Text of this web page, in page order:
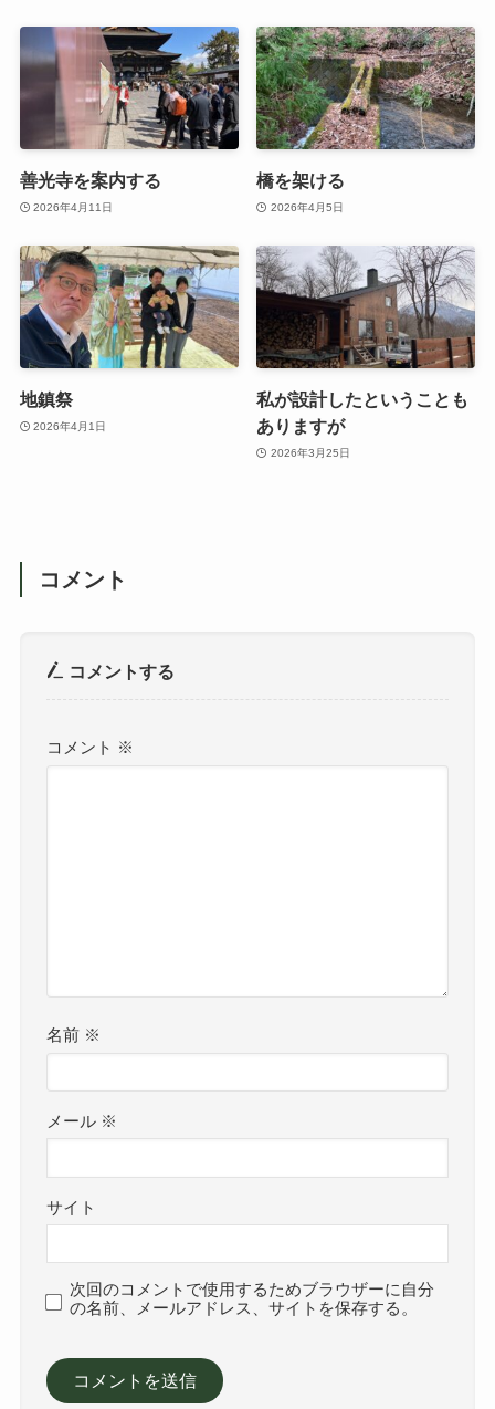
善光寺を案内する
2026年4月11日
橋を架ける
2026年4月5日
地鎮祭
2026年4月1日
私が設計したということも
ありますが
2026年3月25日
コメント
コメントする
コメント ※
名前 ※
メール ※
サイト
次回のコメントで使用するためブラウザーに自分
の名前、メールアドレス、サイトを保存する。